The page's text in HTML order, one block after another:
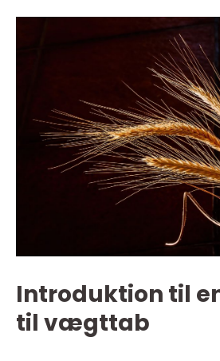
Introduktion til
til vægttab